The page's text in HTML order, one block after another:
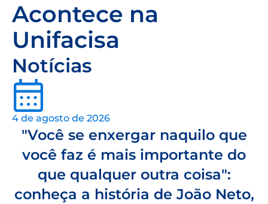
Acontece na
Unifacisa
Notícias
4 de agosto de 2026
"Você se enxergar naquilo que
você faz é mais importante do
que qualquer outra coisa":
conheça a história de João Neto,